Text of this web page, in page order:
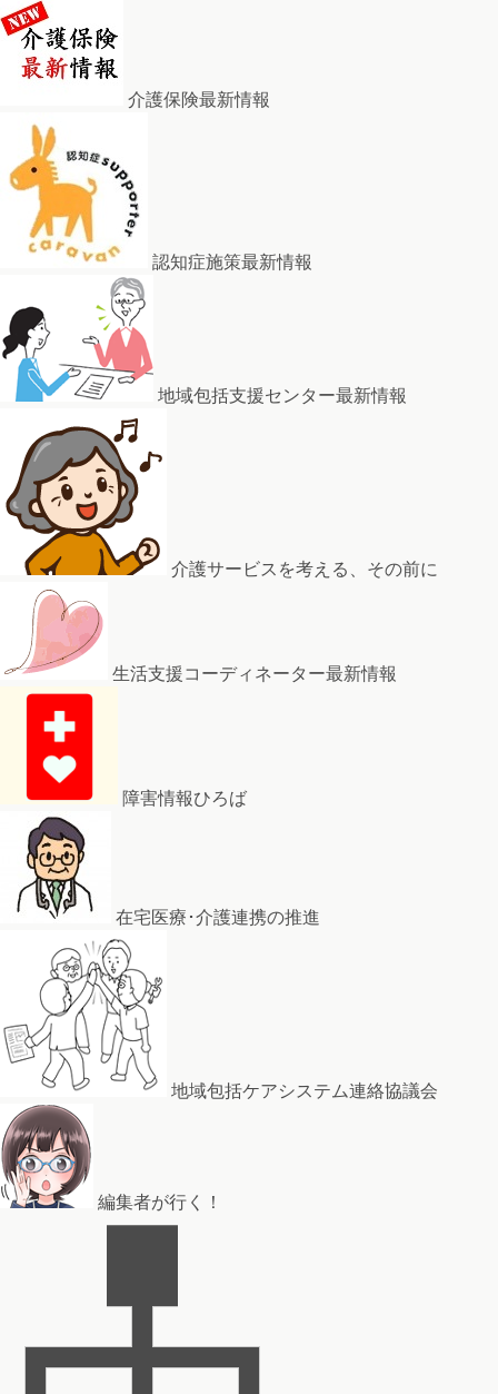
介護保険最新情報
認知症施策最新情報
地域包括支援センター最新情報
介護サービスを考える、その前に
生活支援コーディネーター最新情報
障害情報ひろば
在宅医療･介護連携の推進
地域包括ケアシステム連絡協議会
編集者が行く！